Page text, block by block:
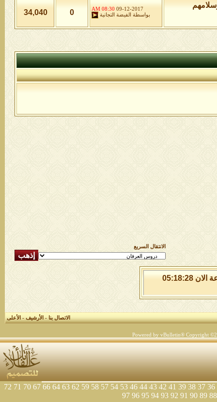
09-12-2017
08:30 AM
بواسطة
الفيضة التجانية 0
34,040
الانتقال السريع
الجمعة 7 من اغسطس 2026 , الساعة الان 05:18:28
الاتصال بنا-الأرشيف-الأعلى
Powered by vBulletin® Copyright
36
37
38
39
41
42
43
44
46
53
54
57
58
59
62
63
64
66
67
70
71
72
88
89
90
91
92
93
94
95
96
97